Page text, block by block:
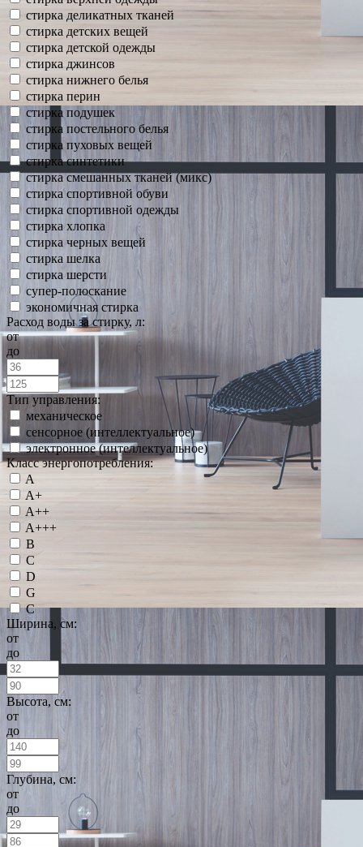
стирка деликатных тканей
стирка детских вещей
стирка детской одежды
стирка джинсов
стирка нижнего белья
стирка перин
стирка подушек
стирка постельного белья
стирка пуховых вещей
стирка синтетики
стирка смешанных тканей (микс)
стирка спортивной обуви
стирка спортивной одежды
стирка хлопка
стирка черных вещей
стирка шелка
стирка шерсти
супер-полоскание
экономичная стирка
Расход воды за стирку, л:
от
до
Тип управления:
механическое
сенсорное (интеллектуальное)
электронное (интеллектуальное)
Класс энергопотребления:
A
A+
A++
A+++
B
C
D
G
С
Ширина, см:
от
до
Высота, см:
от
до
Глубина, см:
от
до